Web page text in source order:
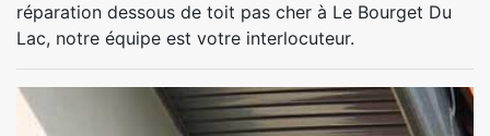
réparation dessous de toit pas cher à Le Bourget Du
Lac, notre équipe est votre interlocuteur.